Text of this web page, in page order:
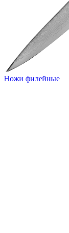
Ножи филейные